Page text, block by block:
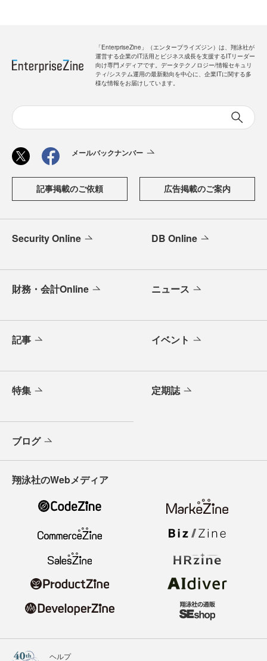
「EnterpriseZine」（エンタープライズジン）は、翔泳社が
運営する企業のIT活用とビジネス成長を支援するITリーダー
向け専門メディアです。データテクノロジー/情報セキュリ
ティ/システム運用の最新動向を中心に、企業ITに関する多
様な情報をお届けしています。
メールバックナンバー
記事掲載のご依頼 広告掲載のご案内
Security Online DB Online
財務・会計Online ニュース
記事 イベント
特集 定期誌
ブログ
翔泳社のWebメディア
ヘルプ